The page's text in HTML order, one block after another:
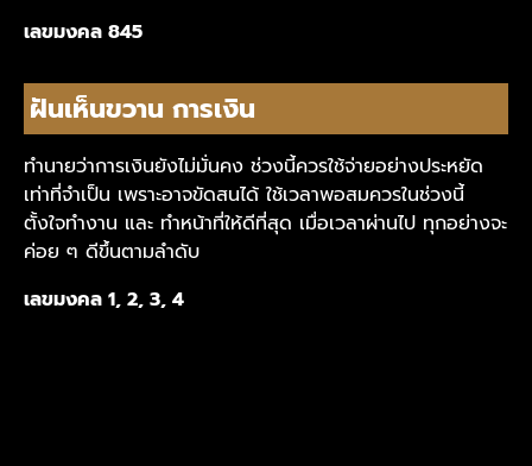
เลขมงคล 845
ฝันเห็นขวาน การเงิน
ทำนายว่าการเงินยังไม่มั่นคง ช่วงนี้ควรใช้จ่ายอย่างประหยัด
เท่าที่จำเป็น เพราะอาจขัดสนได้ ใช้เวลาพอสมควรในช่วงนี้
ตั้งใจทำงาน และ ทำหน้าที่ให้ดีที่สุด เมื่อเวลาผ่านไป ทุกอย่างจะ
ค่อย ๆ ดีขึ้นตามลำดับ
เลขมงคล 1, 2, 3, 4